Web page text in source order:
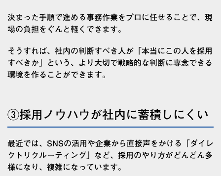
決まった手順で進める事務作業をプロに任せることで、現
場の負担をぐんと軽くできます。
そうすれば、社内の判断すべき人が「本当にこの人を採用
すべきか」という、より大切で戦略的な判断に専念できる
環境を作ることができます。
③採用ノウハウが社内に蓄積しにくい
最近では、SNSの活用や企業から直接声をかける「ダイレ
クトリクルーティング」など、採用のやり方がどんどん多
様になり、複雑になっています。